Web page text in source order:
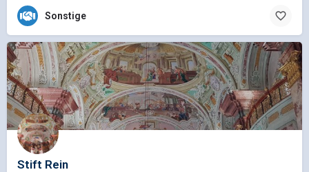
Sonstige
Stift Rein